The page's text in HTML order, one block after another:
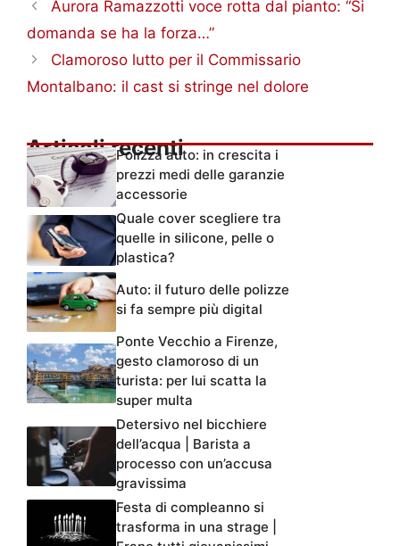
Aurora Ramazzotti voce rotta dal pianto: “Si
domanda se ha la forza…”
Clamoroso lutto per il Commissario
Montalbano: il cast si stringe nel dolore
Articoli recentiPolizza auto: in crescita i
prezzi medi delle garanzie
accessorie
Quale cover scegliere tra
quelle in silicone, pelle o
plastica?
Auto: il futuro delle polizze
si fa sempre più digital
Ponte Vecchio a Firenze,
gesto clamoroso di un
turista: per lui scatta la
super multa
Detersivo nel bicchiere
dell’acqua | Barista a
processo con un’accusa
gravissima
Festa di compleanno si
trasforma in una strage |